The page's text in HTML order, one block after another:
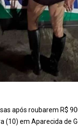
após roubarem R$
em Aparecida de